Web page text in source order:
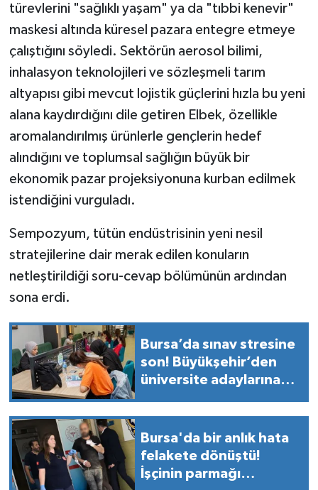
türevlerini "sağlıklı yaşam" ya da "tıbbi kenevir"
maskesi altında küresel pazara entegre etmeye
çalıştığını söyledi. Sektörün aerosol bilimi,
inhalasyon teknolojileri ve sözleşmeli tarım
altyapısı gibi mevcut lojistik güçlerini hızla bu yeni
alana kaydırdığını dile getiren Elbek, özellikle
aromalandırılmış ürünlerle gençlerin hedef
alındığını ve toplumsal sağlığın büyük bir
ekonomik pazar projeksiyonuna kurban edilmek
istendiğini vurguladı.
Sempozyum, tütün endüstrisinin yeni nesil
stratejilerine dair merak edilen konuların
netleştirildiği soru-cevap bölümünün ardından
sona erdi.
Bursa’da sınav stresine
son! Büyükşehir’den
üniversite adaylarına
Bursa'da bir anlık hata
felakete dönüştü!
İşçinin parmağı